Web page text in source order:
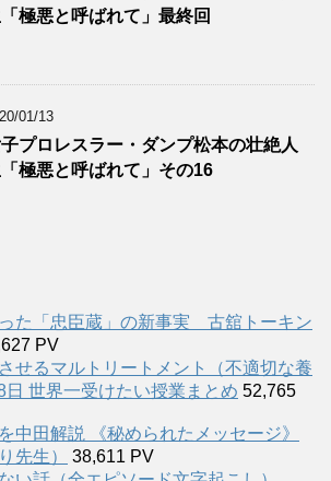
極悪と呼ばれて」最終回
01/13
プロレスラー・ダンプ松本の壮絶人
極悪と呼ばれて」その16
た「忠臣蔵」の新事実 古舘トーキン
PV
せるマルトリートメント（不適切な養
世界一受けたい授業まとめ 52,765
中田解説 《秘められたメッセージ》
先生）
38,611 PV